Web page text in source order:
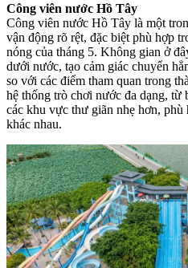
Công viên nước Hồ Tây
Công viên nước Hồ Tây là một
vận động rõ rệt, đặc biệt phù hợp
nóng của tháng 5. Không gian ở
dưới nước, tạo cảm giác chuyển
so với các điểm tham quan trong
hệ thống trò chơi nước đa dạng, từ
các khu vực thư giãn nhẹ hơn,
khác nhau.